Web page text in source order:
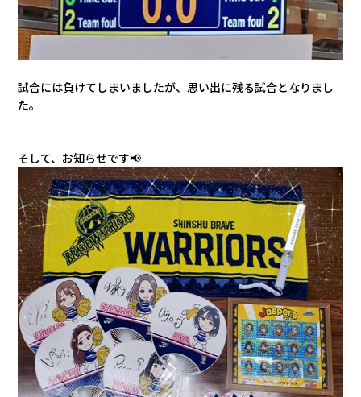
試合には負けてしまいましたが、思い出に残る試合となりまし
た。
そして、お知らせです📢